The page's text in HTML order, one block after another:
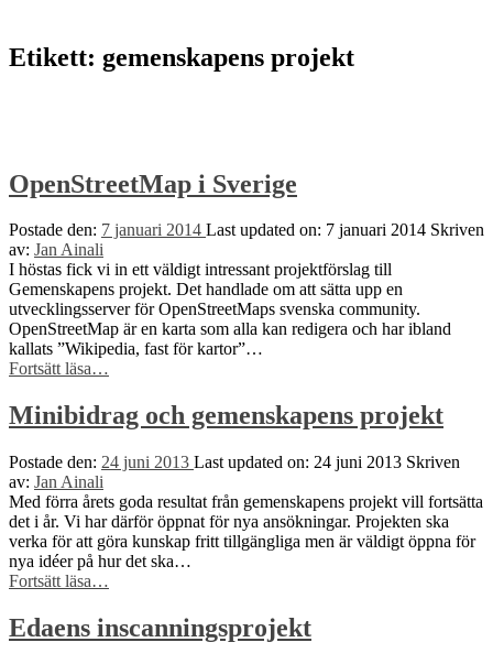
Etikett: gemenskapens projekt
OpenStreetMap i Sverige
Postade den: 7 januari 2014 Last updated on: 7 januari 2014 Skriven
av: Jan Ainali
I höstas fick vi in ett väldigt intressant projektförslag till
Gemenskapens projekt. Det handlade om att sätta upp en
utvecklingsserver för OpenStreetMaps svenska community.
OpenStreetMap är en karta som alla kan redigera och har ibland
kallats ”Wikipedia, fast för kartor”…
Fortsätt läsa“OpenStreetMap
Sverige”
…
Minibidrag och gemenskapens projekt
Postade den: 24 juni 2013 Last updated on: 24 juni 2013 Skriven
av: Jan Ainali
Med förra årets goda resultat från gemenskapens projekt vill fortsätta
det i år. Vi har därför öppnat för nya ansökningar. Projekten ska
verka för att göra kunskap fritt tillgängliga men är väldigt öppna för
nya idéer på hur det ska…
Fortsätt läsa
gemenskapens
projekt”
…
Edaens inscanningsprojekt